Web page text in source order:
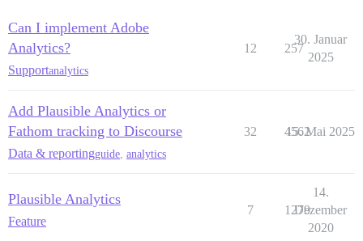
Can I implement Adobe
Analytics?
Supportanalytics
12 257
30. Januar
2025
Add Plausible Analytics or
Fathom tracking to Discourse
Data & reportingguide analytics
32 4562
15. Mai 2025
Plausible Analytics
Feature
7 1279
14.
Dezember
2020